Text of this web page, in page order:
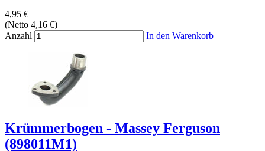
4,95 €
(Netto 4,16 €)
Anzahl
In den Warenkorb
Krümmerbogen - Massey Ferguson
(898011M1)